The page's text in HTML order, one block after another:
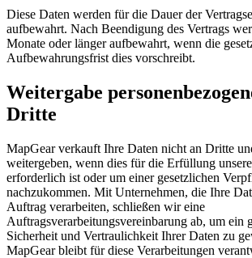
Diese Daten werden für die Dauer der
aufbewahrt. Nach Beendigung des Vertrags
Monate oder länger aufbewahrt, wenn die
Aufbewahrungsfrist dies vorschreibt.
Weitergabe
Dritte
MapGear verkauft Ihre Daten nicht an Dritte
weitergeben, wenn dies für die Erfüllung
erforderlich ist oder um einer gesetzlichen
nachzukommen. Mit Unternehmen, die Ihre
Auftrag verarbeiten, schließen wir eine
Auftragsverarbeitungsvereinbarung ab, um ein
Sicherheit und Vertraulichkeit Ihrer Daten zu
MapGear bleibt für diese Verarbeitungen